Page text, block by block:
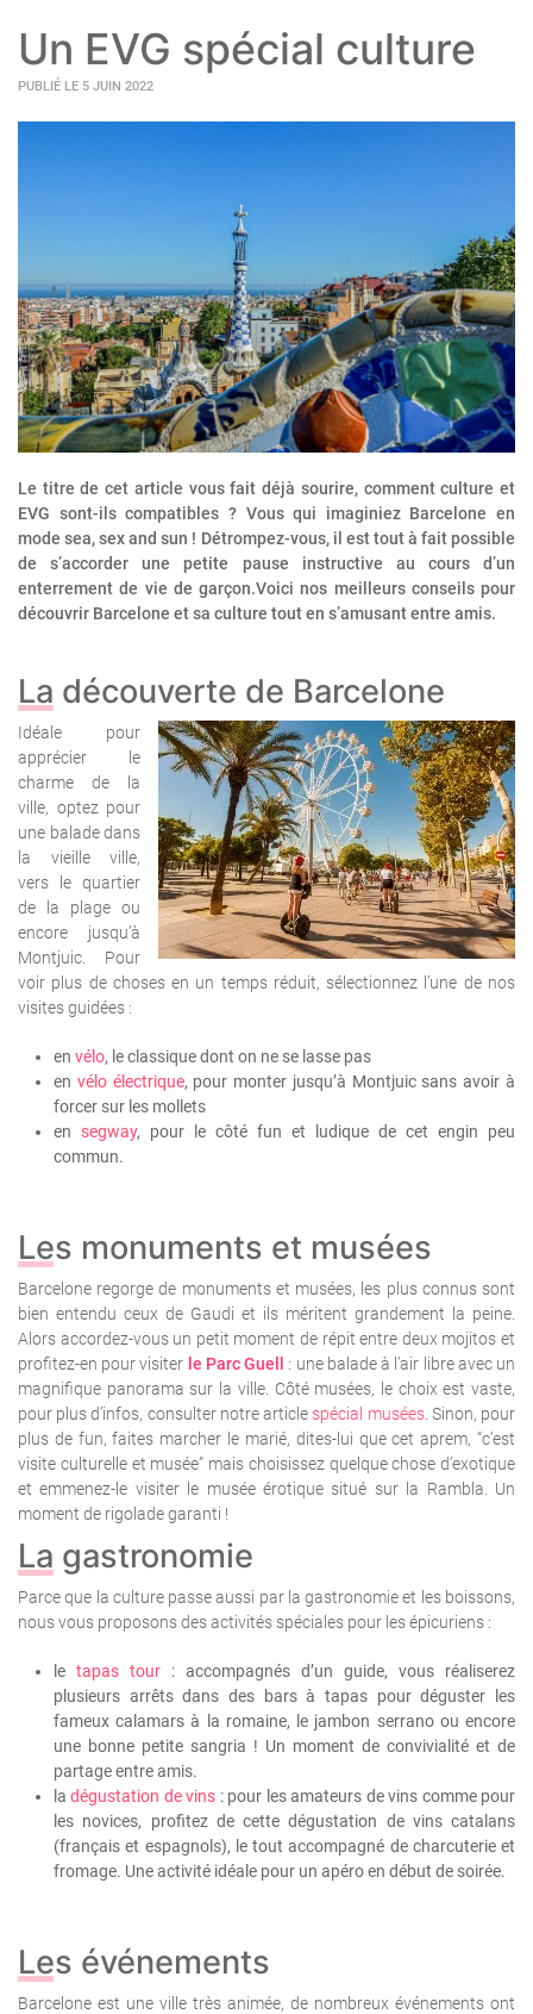
Un EVG spécial culture
PUBLIÉ LE 5 JUIN 2022
Le titre de cet article vous fait déjà sourire, comment culture et
EVG sont-ils compatibles ? Vous qui imaginiez Barcelone en
mode sea, sex and sun ! Détrompez-vous, il est tout à fait possible
de s’accorder une petite pause instructive au cours d’un
enterrement de vie de garçon.Voici nos meilleurs conseils pour
découvrir Barcelone et sa culture tout en s’amusant entre amis.
La découverte de Barcelone
Idéale pour
apprécier le
charme de la
ville, optez pour
une balade dans
la vieille ville,
vers le quartier
de la plage ou
encore jusqu’à
Montjuic.
Pour
voir plus de choses en un temps réduit, sélectionnez l’une de nos
visites guidées :
en vélo, le classique dont on ne se lasse pas
en vélo électrique, pour monter jusqu’à Montjuic sans avoir à
forcer sur les mollets
en segway, pour le côté fun et ludique de cet engin peu
commun.
Les monuments et musées
Barcelone regorge de monuments et musées, les plus connus sont
bien entendu ceux de Gaudi et ils méritent grandement la peine.
Alors accordez-vous un petit moment de répit entre deux mojitos et
profitez-en pour visiter le Parc Guell
: une balade à l’air libre avec un
magnifique panorama sur la ville. Côté musées, le choix est vaste,
pour plus d’infos, consulter notre article spécial musées. Sinon, pour
plus de fun, faites marcher le marié, dites-lui que cet aprem, “c’est
visite culturelle et musée” mais choisissez quelque chose d’exotique
et emmenez-le visiter le musée érotique situé sur la Rambla. Un
moment de rigolade garanti !
La gastronomie
Parce que la culture passe aussi par la gastronomie et les boissons,
nous vous proposons des activités spéciales pour les épicuriens :
le tapas tour : accompagnés d’un guide, vous réaliserez
plusieurs arrêts dans des bars à tapas pour déguster les
fameux calamars à la romaine, le jambon serrano ou encore
une bonne petite sangria ! Un moment de convivialité et de
partage entre amis.
ladégustation de vins : pour les amateurs de vins comme pour
les novices, profitez de cette dégustation de vins catalans
(français et espagnols), le tout accompagné de charcuterie et
fromage. Une activité idéale pour un apéro en début de soirée.
Les événements
Barcelone est une ville très animée, de nombreux événements ont